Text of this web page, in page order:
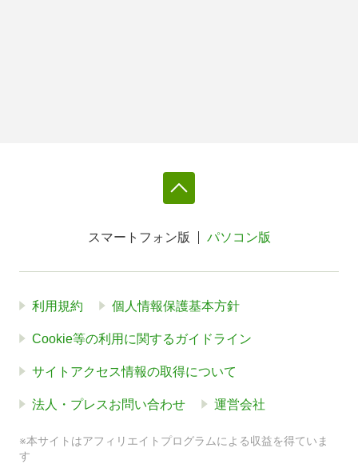
スマートフォン版 パソコン版
利用規約 個人情報保護基本方針
Cookie等の利用に関するガイドライン
サイトアクセス情報の取得について
法人・プレスお問い合わせ 運営会社
※本サイトはアフィリエイトプログラムによる収益を得ていま
す